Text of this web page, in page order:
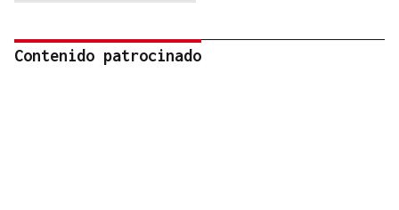
Contenido patrocinado